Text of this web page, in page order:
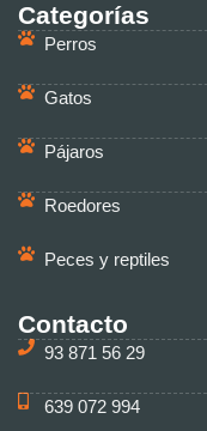
Categorías
Perros
Gatos
Pájaros
Roedores
Peces y reptiles
Contacto
93 871 56 29
639 072 994